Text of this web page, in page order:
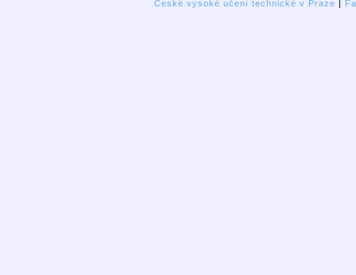
České vysoké učení technické v Praze